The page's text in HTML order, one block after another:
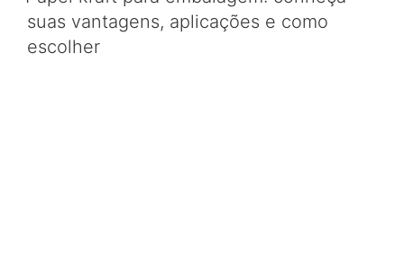
suas vantagens, aplicações e como
escolher